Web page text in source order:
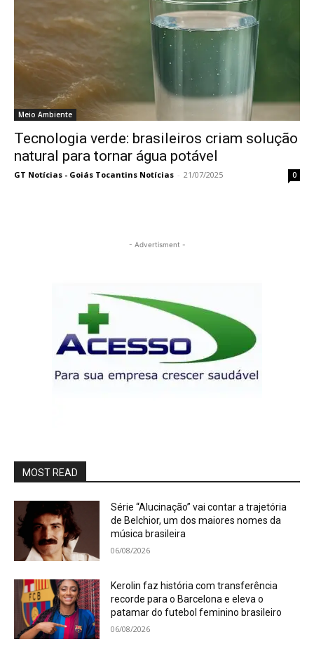
Meio Ambiente
Tecnologia verde: brasileiros criam solução
natural para tornar água potável
GT Notícias - Goiás Tocantins Notícias - 21/07/2025 0
- Advertisment -
MOST READ
Série “Alucinação” vai contar a trajetória
de Belchior, um dos maiores nomes da
música brasileira
06/08/2026
Kerolin faz história com transferência
recorde para o Barcelona e eleva o
patamar do futebol feminino brasileiro
06/08/2026